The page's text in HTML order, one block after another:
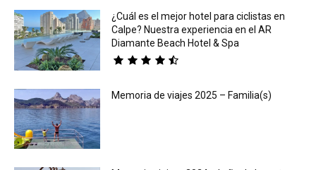
¿Cuál es el mejor hotel para ciclistas en
Calpe? Nuestra experiencia en el AR
Diamante Beach Hotel & Spa
Memoria de viajes 2025 – Familia(s)